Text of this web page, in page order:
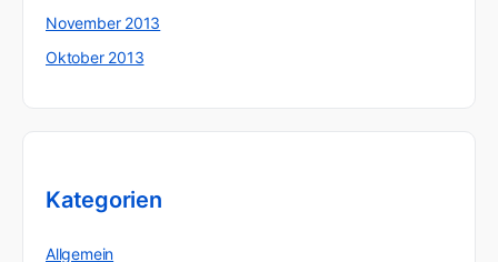
November 2013
Oktober 2013
Kategorien
Allgemein